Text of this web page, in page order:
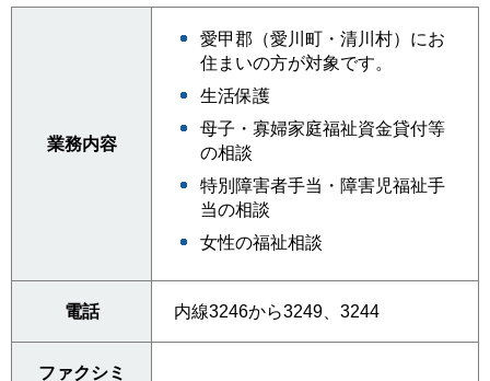
業務内容
愛甲郡（愛川町・清川村）にお
住まいの方が対象です。
生活保護
母子・寡婦家庭福祉資金貸付等
の相談
特別障害者手当・障害児福祉手
当の相談
女性の福祉相談
電話 内線3246から3249、3244
ファクシミ